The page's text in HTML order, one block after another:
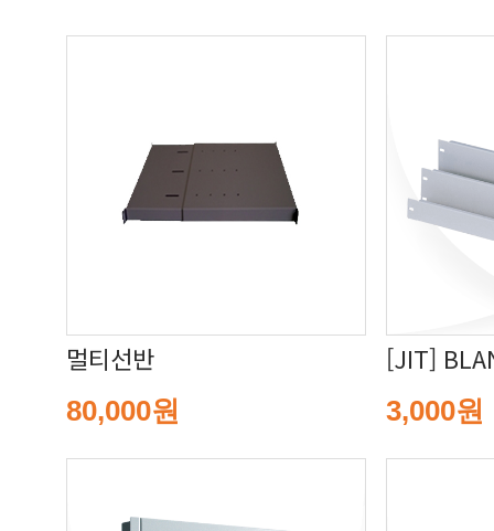
멀티선반
80,000원
[JIT]
3,000원